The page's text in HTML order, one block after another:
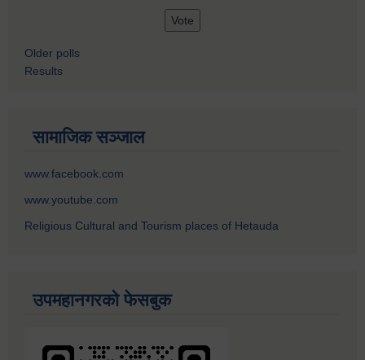
Older polls
Results
सामाजिक सञ्जाल
www.facebook.com
www.youtube.com
Religious Cultural and Tourism places of Hetauda
उपमहानगरको फेसबुक